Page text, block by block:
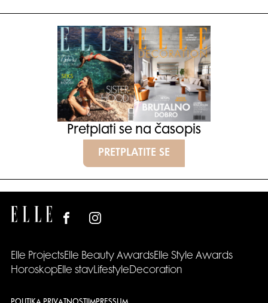
Pretplati se na časopis
PRETPLATITE SE
Elle ProjectsElle Beauty AwardsElle Style Awards
HoroskopElle stavLifestyleDecoration